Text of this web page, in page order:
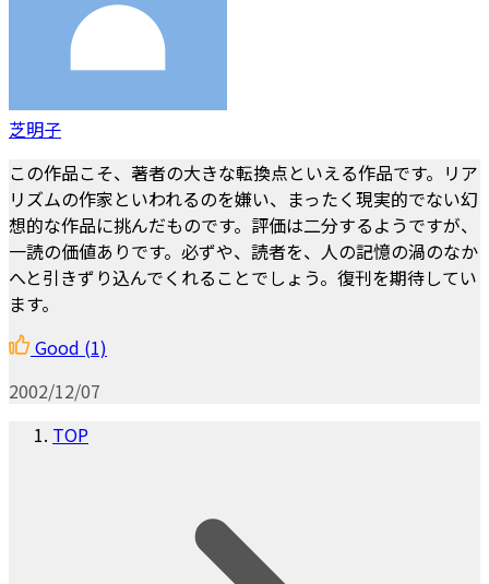
芝明子
この作品こそ、著者の大きな転換点といえる作品です。リア
リズムの作家といわれるのを嫌い、まったく現実的でない幻
想的な作品に挑んだものです。評価は二分するようですが、
一読の価値ありです。必ずや、読者を、人の記憶の渦のなか
へと引きずり込んでくれることでしょう。復刊を期待してい
ます。
Good (1)
2002/12/07
TOP